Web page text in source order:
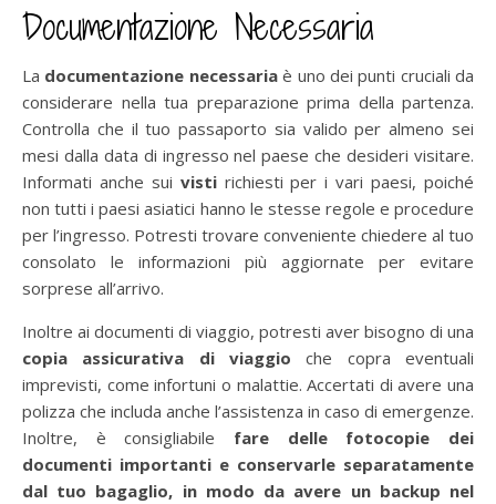
Documentazione Necessaria
La documentazione necessariaè uno dei punti cruciali da
considerare nella tua preparazione prima della partenza.
Controlla che il tuo passaporto sia valido per almeno sei
mesi dalla data di ingresso nel paese che desideri visitare.
Informati anche sui vistirichiesti per i vari paesi, poiché
non tutti i paesi asiatici hanno le stesse regole e procedure
per l’ingresso. Potresti trovare conveniente chiedere al tuo
consolato le informazioni più aggiornate per evitare
sorprese all’arrivo.
Inoltre ai documenti di viaggio, potresti aver bisogno di una
copia assicurativa di viaggio che copra eventuali
imprevisti, come infortuni o malattie. Accertati di avere una
polizza che includa anche l’assistenza in caso di emergenze.
Inoltre, è consigliabile fare delle fotocopie dei
documenti importanti e conservarle separatamente
dal tuo bagaglio, in modo da avere un backup nel